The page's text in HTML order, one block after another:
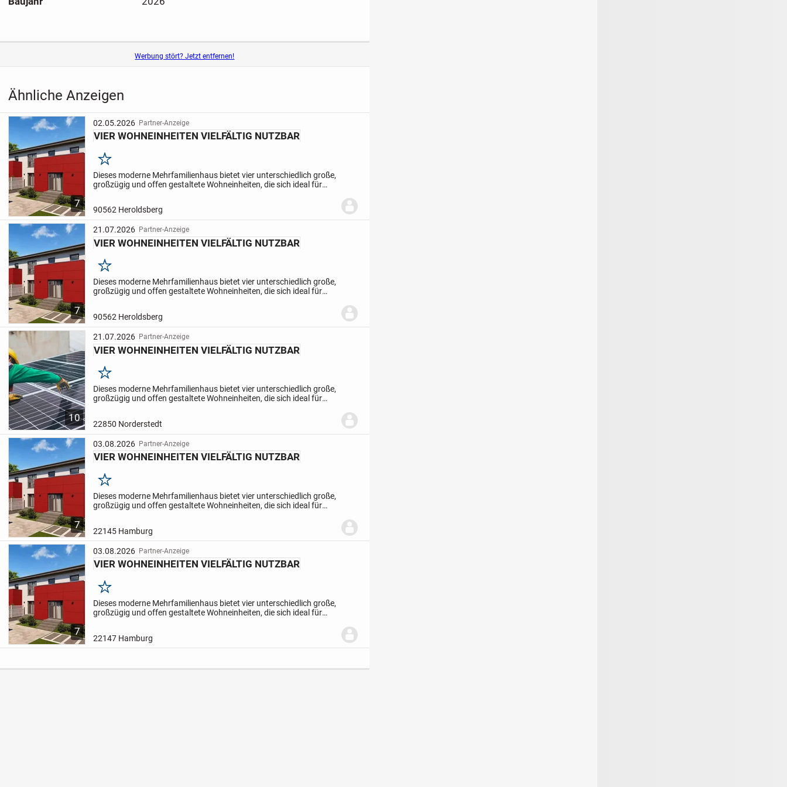
Werbung stört? Jetzt entfernen!
Ähnliche Anzeigen
7
02.05.2026 Partner-Anzeige
VIER WOHNEINHEITEN VIELFÄLTIG NUTZBAR
Merken
Dieses moderne Mehrfamilienhaus bietet vier unterschiedlich große,
großzügig und offen gestaltete Wohneinheiten, die sich ideal für
90562 Heroldsberg
7
21.07.2026 Partner-Anzeige
VIER WOHNEINHEITEN VIELFÄLTIG NUTZBAR
Merken
Dieses moderne Mehrfamilienhaus bietet vier unterschiedlich große,
großzügig und offen gestaltete Wohneinheiten, die sich ideal für
90562 Heroldsberg
10
21.07.2026 Partner-Anzeige
VIER WOHNEINHEITEN VIELFÄLTIG NUTZBAR
Merken
Dieses moderne Mehrfamilienhaus bietet vier unterschiedlich große,
großzügig und offen gestaltete Wohneinheiten, die sich ideal für
22850 Norderstedt
7
03.08.2026 Partner-Anzeige
VIER WOHNEINHEITEN VIELFÄLTIG NUTZBAR
Merken
Dieses moderne Mehrfamilienhaus bietet vier unterschiedlich große,
großzügig und offen gestaltete Wohneinheiten, die sich ideal für
22145 Hamburg
7
03.08.2026 Partner-Anzeige
VIER WOHNEINHEITEN VIELFÄLTIG NUTZBAR
Merken
Dieses moderne Mehrfamilienhaus bietet vier unterschiedlich große,
großzügig und offen gestaltete Wohneinheiten, die sich ideal für
22147 Hamburg